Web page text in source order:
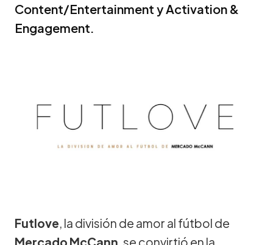
Content/Entertainment y Activation &
Engagement.
Futlove, la división de amor al fútbol de
Mercado McCann, se convirtió en la